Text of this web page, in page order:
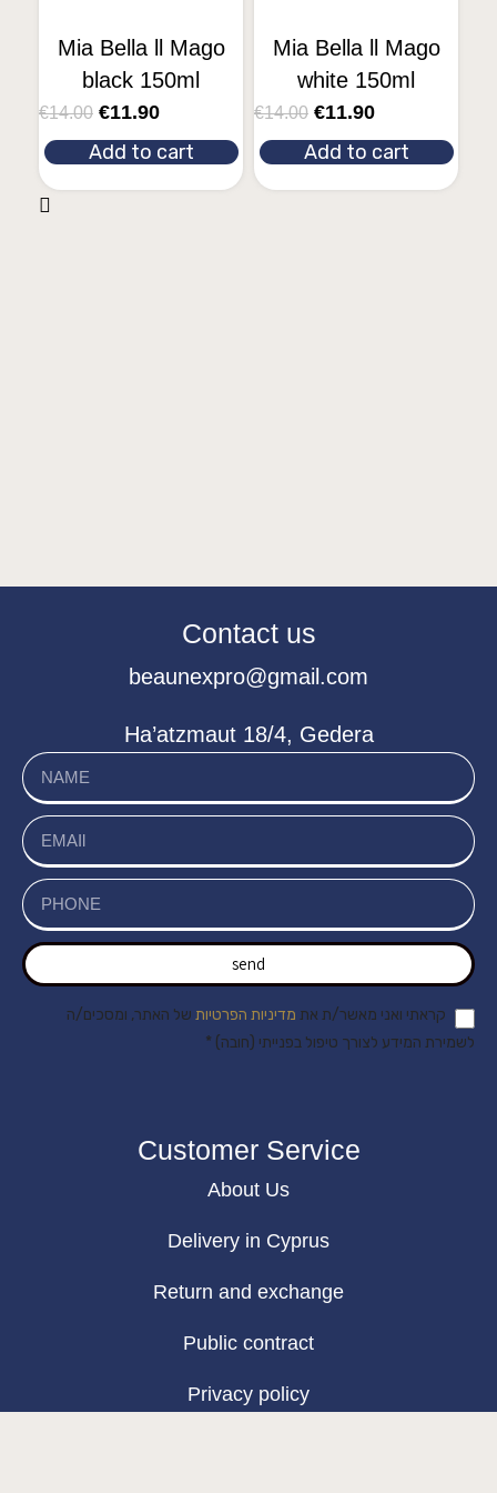
Mia Bella ll Mago
black 150ml
€14.00 €11.90
Add to cart
Mia Bella ll Mago
white 150ml
€14.00 €11.90
Add to cart
Contact us
beaunexpro@gmail.com
Ha’atzmaut 18/4, Gedera
send
קראתי ואני מאשר/ת את מדיניות הפרטיות של האתר, ומסכים/ה
לשמירת המידע לצורך טיפול בפנייתי (חובה) *
Customer Service
About Us
Delivery in Cyprus
Return and exchange
Public contract
Privacy policy